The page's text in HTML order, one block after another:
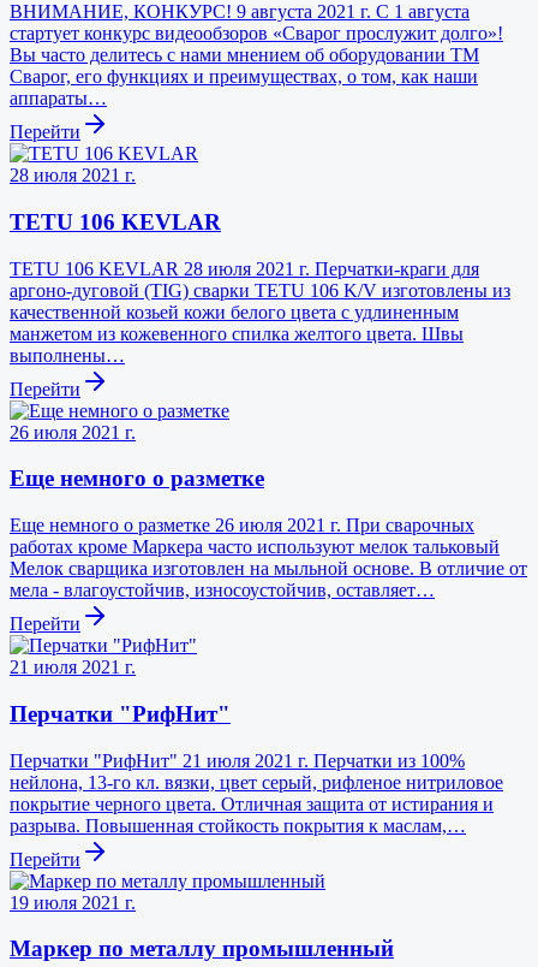
ВНИМАНИЕ, КОНКУРС! 9 августа 2021 г. С 1 августа
стартует конкурс видеообзоров «Сварог прослужит долго»!
Вы часто делитесь с нами мнением об оборудовании ТМ
Сварог, его функциях и преимуществах, о том, как наши
аппараты…
Перейти
28 июля 2021 г.
TETU 106 KEVLAR
TETU 106 KEVLAR 28 июля 2021 г. Перчатки-краги для
аргоно-дуговой (TIG) сварки TETU 106 K/V изготовлены из
качественной козьей кожи белого цвета с удлиненным
манжетом из кожевенного спилка желтого цвета. Швы
выполнены…
Перейти
26 июля 2021 г.
Еще немного о разметке
Еще немного о разметке 26 июля 2021 г. При сварочных
работах кроме Маркера часто используют мелок тальковый
Мелок сварщика изготовлен на мыльной основе. В отличие от
мела - влагоустойчив, износоустойчив, оставляет…
Перейти
21 июля 2021 г.
Перчатки "РифНит"
Перчатки "РифНит" 21 июля 2021 г. Перчатки из 100%
нейлона, 13-го кл. вязки, цвет серый, рифленое нитриловое
покрытие черного цвета. Отличная защита от истирания и
разрыва. Повышенная стойкость покрытия к маслам,…
Перейти
19 июля 2021 г.
Маркер по металлу промышленный